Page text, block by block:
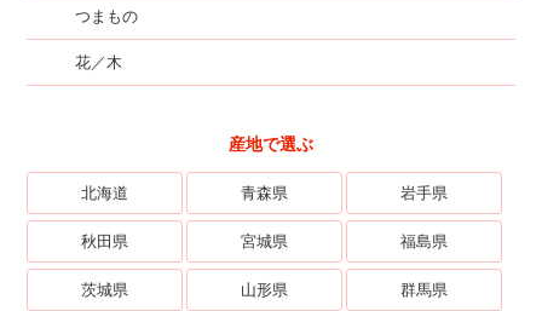
つまもの
花／木
産地で選ぶ
北海道 青森県 岩手県
秋田県 宮城県 福島県
茨城県 山形県 群馬県